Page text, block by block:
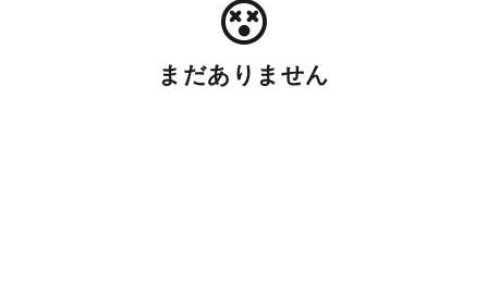
まだありません